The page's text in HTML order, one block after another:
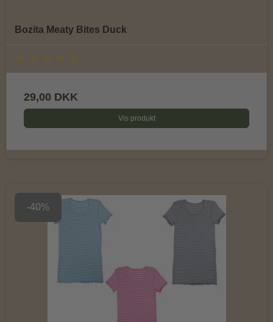
Bozita Meaty Bites Duck
29,00 DKK
Vis produkt
-40%